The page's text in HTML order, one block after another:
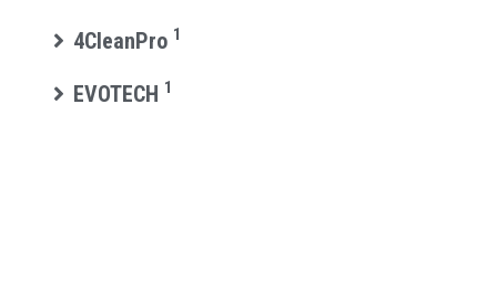
4CleanPro 1
EVOTECH 1